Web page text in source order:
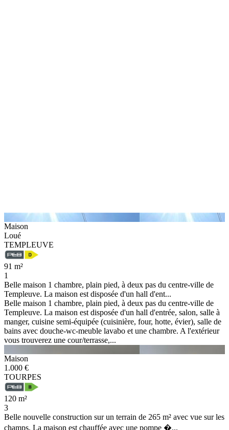
Maison
Loué
TEMPLEUVE
91 m²
1
Belle maison 1 chambre, plain pied, à deux pas du centre-ville de
Templeuve. La maison est disposée d'un hall d'ent...
Belle maison 1 chambre, plain pied, à deux pas du centre-ville de
Templeuve. La maison est disposée d'un hall d'entrée, salon, salle à
manger, cuisine semi-équipée (cuisinière, four, hotte, évier), salle de
bains avec douche-wc-meuble lavabo et une chambre. A l'extérieur
vous trouverez une cour/terrasse,...
Maison
1.000 €
TOURPES
120 m²
3
Belle nouvelle construction sur un terrain de 265 m² avec vue sur les
champs. La maison est chauffée avec une pompe �...